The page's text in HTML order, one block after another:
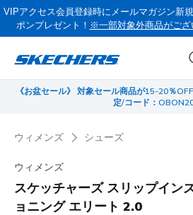
VIPアクセス会員登録時にメールマガジン新
ポンプレゼント！ ※一部対象外商品がござ
《お盆セール》 対象セール商品が15-20％
定/コード：
ウィメンズ シューズ
ウィメンズ
スケッチャーズ スリップイン
ョニング エリート 2.0